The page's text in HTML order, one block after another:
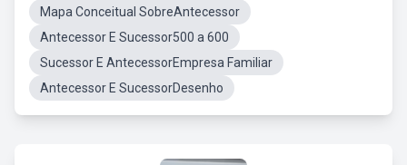
Mapa Conceitual SobreAntecessor
Antecessor E Sucessor500 a 600
Sucessor E AntecessorEmpresa Familiar
Antecessor E SucessorDesenho